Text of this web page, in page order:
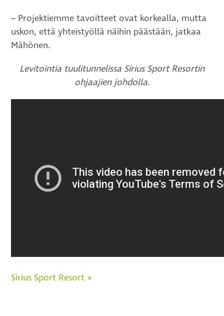
– Projektiemme tavoitteet ovat korkealla, mutta
uskon, että yhteistyöllä näihin päästään, jatkaa
Mähönen.
Levitointia tuulitunnelissa Sirius Sport Resortin
ohjaajien johdolla.
Sirius Sport Resort »